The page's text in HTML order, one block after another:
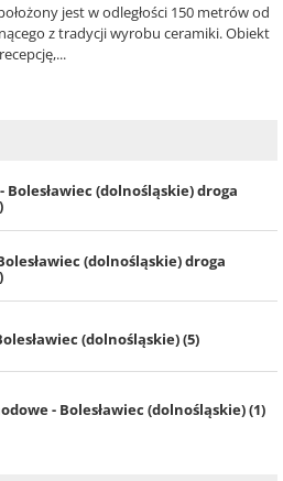
jest w odległości 150 metrów od
z tradycji wyrobu ceramiki. Obiekt
(dolnośląskie) droga
(dolnośląskie) droga
(dolnośląskie) (5)
- Bolesławiec (dolnośląskie) (1)